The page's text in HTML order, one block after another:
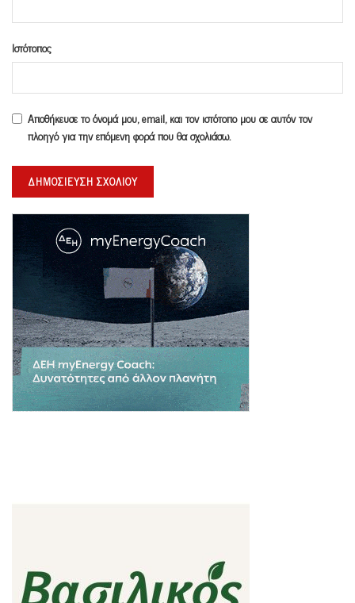
Ιστότοπος
Αποθήκευσε το όνομά μου, email, και τον ιστότοπο μου σε αυτόν τον
πλοηγό για την επόμενη φορά που θα σχολιάσω.